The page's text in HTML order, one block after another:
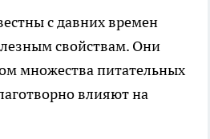
с давних времен
свойствам. Они
множества питательных
влияют на